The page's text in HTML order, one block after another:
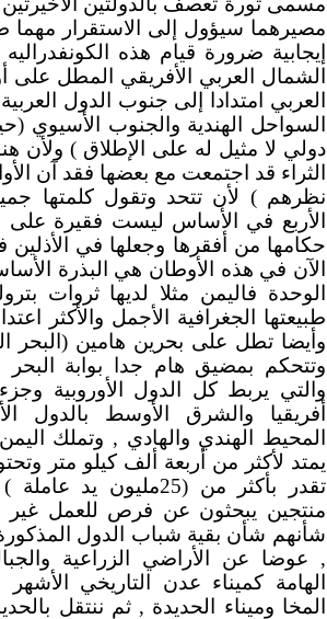
مصيرهما سيؤول إلى الاستقرار مهما
إيجابية ضرورة قيام هذه
الشمال العربي الأفريقي المطل على
العربي امتدادا إلى جنوب الدول
السواحل الهندية والجنوب الأسيوي
دولي لا مثيل له على الإطلاق ) ولأن
الثراء قد اجتمعت مع بعضها فقد آن
نظرهم ) لأن تتحد وتقول كلمتها
الأربع في الأساس ليست فقيرة على
حكامها من أفقرها وجعلها في الأذلين
الآن في هذه الأوطان هي البذرة
الوحدة فاليمن مثلا لديها ثروات
طبيعتها الجغرافية الأجمل والأكثر
وأيضا تطل على بحرين هامين (البحر
وتتحكم بمضيق هام جدا بوابة
والتي يربط كل الدول الأوروبية
أفريقيا والشرق الأوسط بالدول
المحيط الهندي والهادي , وتملك اليمن
يمتد لأكثر من أربعة ألف كيلو متر
تقدر بأكثر من (25مليون
منتجين يبحثون عن فرص للعمل غير
شأنهم شأن بقية شباب الدول
, عوضا عن الأراضي الزراعية
الهامة كميناء عدن التاريخي الأشهر
المخا وميناء الحديدة , ثم ننتقل